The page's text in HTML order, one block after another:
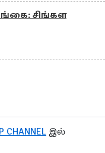
சிங்கள
CHANNELஇல்